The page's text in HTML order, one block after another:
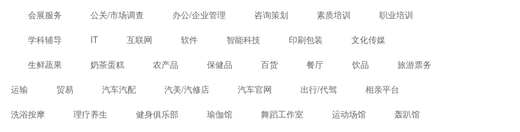
会展服务 公关/市场调查 办公/企业管理 咨询策划 素质培训 职业培训
学科辅导 IT 互联网 软件 智能科技 印刷包装 文化传媒
生鲜蔬果 奶茶蛋糕 农产品 保健品 百货 餐厅 饮品 旅游票务
运输 贸易 汽车汽配 汽美/汽修店 汽车官网 出行/代驾 相亲平台
洗浴按摩 理疗养生 健身俱乐部 瑜伽馆 舞蹈工作室 运动场馆 轰趴馆